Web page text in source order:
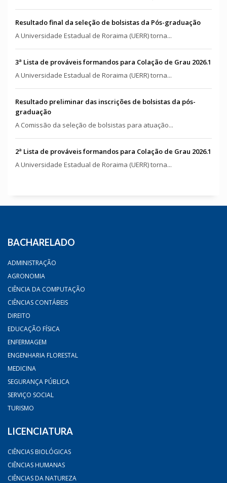
Resultado final da seleção de bolsistas da Pós-graduação
A Universidade Estadual de Roraima (UERR) torna...
3ª Lista de prováveis formandos para Colação de Grau 2026.1
A Universidade Estadual de Roraima (UERR) torna...
Resultado preliminar das inscrições de bolsistas da pós-
graduação
A Comissão da seleção de bolsistas para atuação...
2ª Lista de prováveis formandos para Colação de Grau 2026.1
A Universidade Estadual de Roraima (UERR) torna...
BACHARELADO
ADMINISTRAÇÃO
AGRONOMIA
CIÊNCIA DA COMPUTAÇÃO
CIÊNCIAS CONTÁBEIS
DIREITO
EDUCAÇÃO FÍSICA
ENFERMAGEM
ENGENHARIA FLORESTAL
MEDICINA
SEGURANÇA PÚBLICA
SERVIÇO SOCIAL
TURISMO
LICENCIATURA
CIÊNCIAS BIOLÓGICAS
CIÊNCIAS HUMANAS
CIÊNCIAS DA NATUREZA